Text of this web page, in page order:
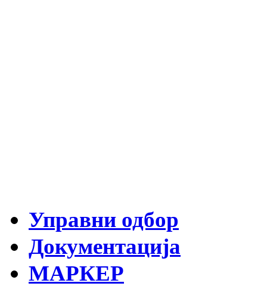
Управни одбор
Документација
МАРКЕР